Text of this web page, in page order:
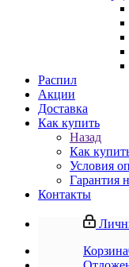
Распил
Акции
Доставка
Как купить
Назад
Как
Условия
Гарантия
Контакты
Корзина